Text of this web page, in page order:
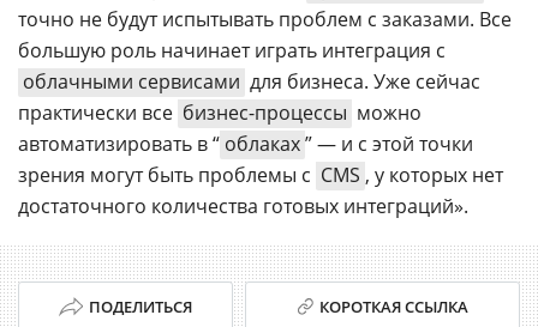
точно не будут испытывать проблем с заказами. Все
большую роль начинает играть интеграция с
облачными сервисами для бизнеса. Уже сейчас
практически все бизнес-процессы можно
автоматизировать в “ облаках” — и с этой точки
зрения могут быть проблемы с CMS , у которых нет
достаточного количества готовых интеграций».
ПОДЕЛИТЬСЯ КОРОТКАЯ ССЫЛКА